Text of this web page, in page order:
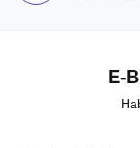
E-